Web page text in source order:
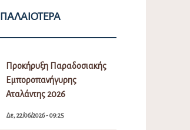
ΠΑΛΑΙΌΤΕΡΑ
Προκήρυξη Παραδοσιακής
Εμποροπανήγυρης
Αταλάντης 2026
Δε, 22/06/2026 - 09:25